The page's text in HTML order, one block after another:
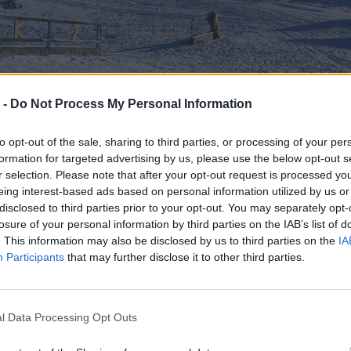
- Do Not Process My Personal Information
opt-out of the sale, sharing to third parties, or processing of your
for targeted advertising by us, please use the below opt-out
selection. Please note that after your opt-out request is processed
interest-based ads based on personal information utilized by us
to third parties prior to your opt-out. You may separately
of your personal information by third parties on the IAB’s list of
This information may also be disclosed by us to third parties on the
Participants that may further disclose it to other third parties.
Data Processing Opt Outs
ο χειμώνας. Δεν είναι μόνο η θλίψη για το μείζον
Διαβάστε τη συνέχεια
1 σχόλιο:
φοβηθήκαμε να βάλουμε»